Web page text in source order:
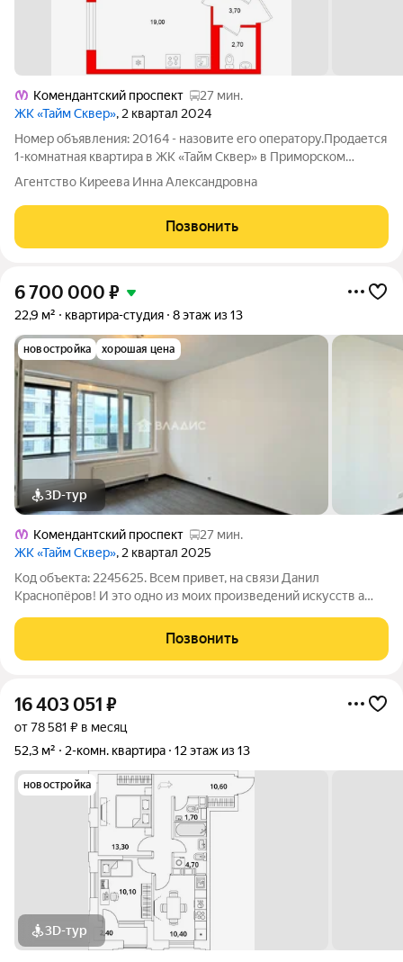
Комендантский проспект
27 мин.
ЖК «Тайм Сквер», 2 квартал 2024
Номер объявления: 20164 - назовите его оператору.Продается
1-комнатная квартира в ЖК «Тайм Сквер» в Приморском
районе СПб. Современная квартира в одном из самых
престижных районов города Ваш шанс начать новую жизнь в
комфортном пространстве! Дом
Агентство Киреева Инна Александровна
Позвонить
6 700 000 ₽
22,9 м² квартира-студия 8 этаж из 13
новостройка хорошая цена
3D-тур
Комендантский проспект
27 мин.
ЖК «Тайм Сквер», 2 квартал 2025
Код объекта: 2245625. Всем привет, на связи Данил
Краснопёров! И это одно из моих произведений искусств а
(2025) на Планерной улице, восьмой этаж - функциональный,
готовый к проживанию вариант по
Позвонить
16 403 051 ₽
от 78 581 ₽ в месяц
52,3 м²
2-комн. квартира 12 этаж из 13
новостройка
3D-тур